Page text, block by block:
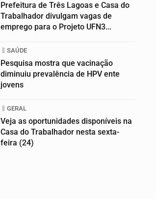
Prefeitura de Três Lagoas e Casa do
Trabalhador divulgam vagas de
emprego para o Projeto UFN3...
SAÚDE
Pesquisa mostra que vacinação
diminuiu prevalência de HPV ente
jovens
GERAL
Veja as oportunidades disponíveis na
Casa do Trabalhador nesta sexta-
feira (24)